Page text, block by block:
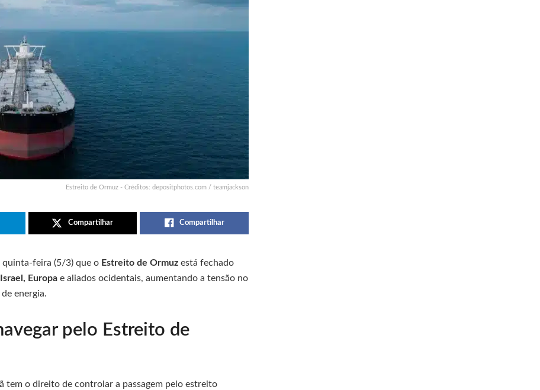
Estreito de Ormuz - Créditos: depositphotos.com / teamjackson
Compartilhar Compartilhar
quinta-feira (5/3) que o Estreito de Ormuz está fechado
Europa e aliados ocidentais, aumentando a tensão no
energia.
pelo Estreito de
tem o direito de controlar a passagem pelo estreito